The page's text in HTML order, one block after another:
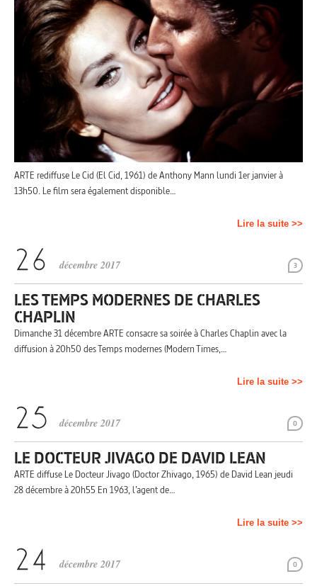
ARTE rediffuse Le Cid (El Cid, 1961) de Anthony Mann lundi 1er janvier à
13h50. Le film sera également disponible…
Lire la suite >>
3
décembre 2017
LES TEMPS MODERNES DE CHARLES
CHAPLIN
Dimanche 31 décembre ARTE consacre sa soirée à Charles Chaplin avec la
diffusion à 20h50 des Temps modernes (Modern Times,…
Lire la suite >>
0
décembre 2017
LE DOCTEUR JIVAGO DE DAVID LEAN
ARTE diffuse Le Docteur Jivago (Doctor Zhivago, 1965) de David Lean jeudi
28 décembre à 20h55 En 1963, l’agent de…
Lire la suite >>
0
décembre 2017